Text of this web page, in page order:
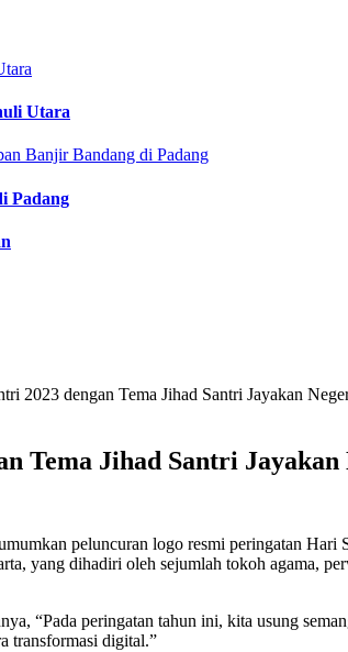
Utara
Padang
2023 dengan Tema Jihad Santri Jayakan
Tema Jihad Santri Jayakan
peluncuran logo resmi peringatan Hari
yang dihadiri oleh sejumlah tokoh agama,
“Pada peringatan tahun ini, kita usung
transformasi digital.”